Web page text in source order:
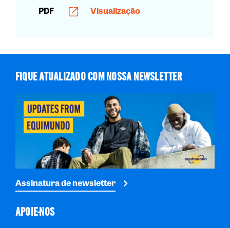
PDF
Visualização
FIQUE ATUALIZADO COM NOSSA NEWSLETTER
Assinatura de newsletter
APOIE-NOS